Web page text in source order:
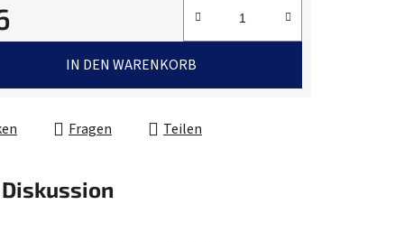
IN DEN WARENKORB
Fragen Teilen
Diskussion